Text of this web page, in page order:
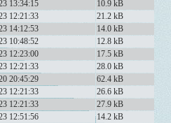
13:34:15
10.9 kB
12:21:33
21.2 kB
14:12:53
14.0 kB
10:48:52
12.8 kB
12:23:00
17.5 kB
12:21:33
28.0 kB
20:45:29
62.4 kB
12:21:33
26.6 kB
12:21:33
27.9 kB
12:51:56
14.2 kB